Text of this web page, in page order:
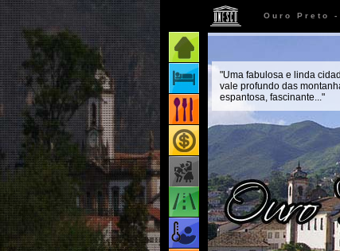
Ouro Preto
Página inicial
Onde ficar
Onde comer
Onde comprar
Como chegar
Quando ir
"Uma fabulosa e linda
vale profundo das
espantosa, fascinante..."